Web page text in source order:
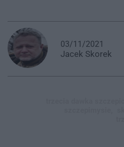
03/11/2021
Jacek Skorek